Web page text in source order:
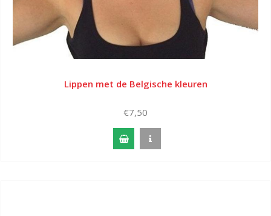
Lippen met de Belgische kleuren
€7,50